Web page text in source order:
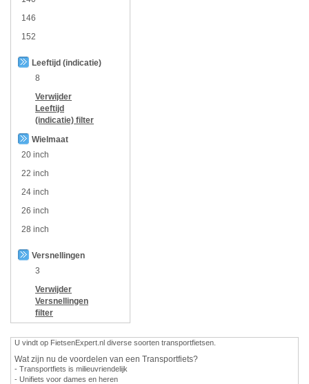
146
152
Leeftijd (indicatie)
8
Verwijder
Leeftijd
(indicatie) filter
Wielmaat
20 inch
22 inch
24 inch
26 inch
28 inch
Versnellingen
3
Verwijder
Versnellingen
filter
U vindt op FietsenExpert.nl diverse soorten transportfietsen.
Wat zijn nu de voordelen van een Transportfiets?
- Transportfiets is milieuvriendelijk
- Unifiets voor dames en heren